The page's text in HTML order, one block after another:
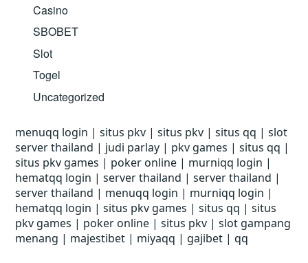
Casino
SBOBET
Slot
Togel
Uncategorized
menuqq login |situs pkv |situs pkv |situs qq |slot
server thailand | judi parlay | pkv games |situs qq |
situs pkv games | poker online | murniqq login |
hematqq login |server thailand |server thailand |
server thailand | menuqq login | murniqq login |
hematqq login |situs pkv games |situs qq |situs
pkv games | poker online |situs pkv |slot gampang
menang | majestibet | miyaqq | gajibet |qq